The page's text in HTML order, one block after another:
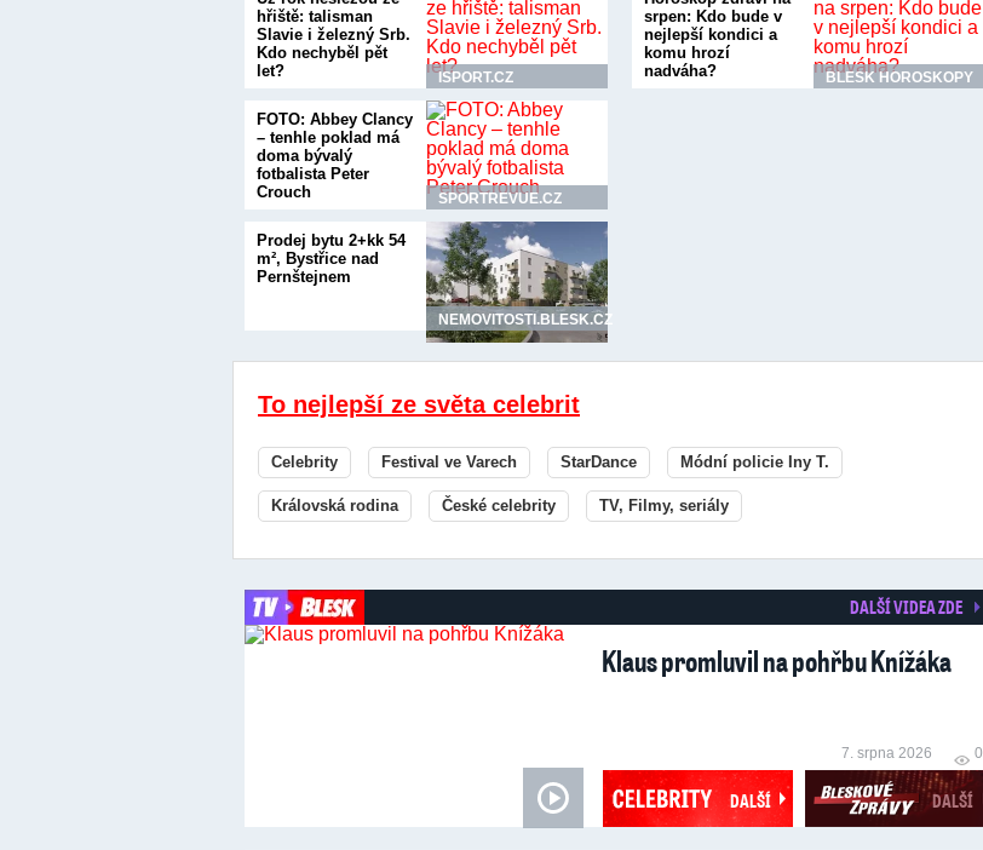
hřiště: talisman
Slavie i železný Srb.
Kdo nechyběl pět
let?
ISPORT.CZ
srpen: Kdo bude v
nejlepší kondici a
komu hrozí
nadváha?
BLESK HOROSKOPY
FOTO: Abbey Clancy
– tenhle poklad má
doma bývalý
fotbalista Peter
Crouch
SPORTREVUE.CZ
Prodej bytu 2+kk 54
m², Bystřice nad
Pernštejnem
NEMOVITOSTI.BLESK.CZ
To nejlepší ze světa celebrit
Celebrity Festival ve Varech StarDance Módní policie Iny T.
Královská rodina České celebrity TV, Filmy, seriály
DALŠÍ VIDEA ZDE
Klaus promluvil na pohřbu Knížáka
0
7. srpna 2026
DALŠÍ DALŠÍ